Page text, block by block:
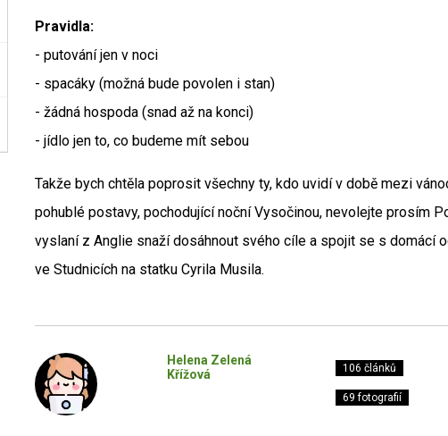
Pravidla:
- putování jen v noci
- spacáky (možná bude povolen i stan)
- žádná hospoda (snad až na konci)
- jídlo jen to, co budeme mít sebou
Takže bych chtěla poprosit všechny ty, kdo uvidí v době mezi
pohublé postavy, pochodující noční Vysočinou, nevolejte prosím
vyslaní z Anglie snaží dosáhnout svého cíle a spojit se s domácí
ve Studnicích na statku Cyrila Musila.
Helena Zelená
Křížová
106 článků
69 fotografií